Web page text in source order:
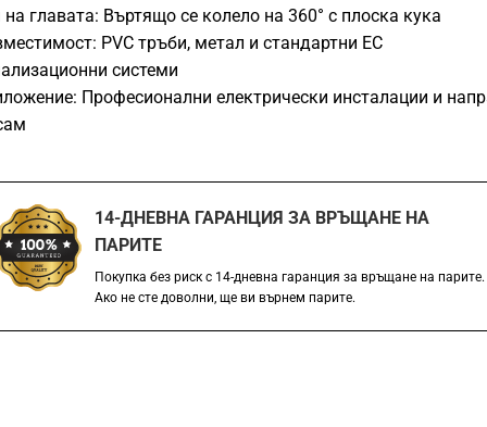
на главата: Въртящо се колело на 360° с плоска кука
PVC тръби, метал и стандартни ЕС
системи
Професионални електрически инсталации и
14-ДНЕВНА ГАРАНЦИЯ ЗА ВРЪЩАНЕ НА
ПАРИТЕ
Покупка без риск с 14-дневна гаранция за връщане на парите.
Ако не сте доволни, ще ви върнем парите.